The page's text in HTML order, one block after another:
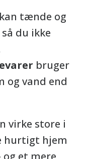
kan tænde og
du ikke
bruger
og vand end
virke store i
hurtigt hjem
og et mere